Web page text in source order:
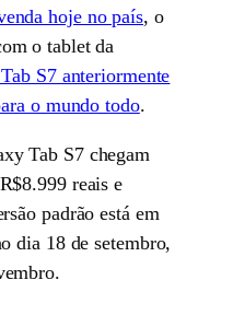
hoje no país, o
o tablet da
S7 anteriormente
o mundo todo.
Tab S7 chegam
reais e
padrão está em
dia 18 de setembro,